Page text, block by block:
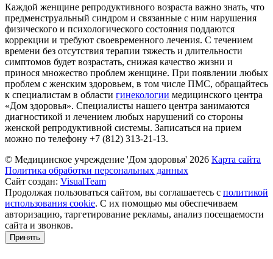
Каждой женщине репродуктивного возраста важно знать, что
предменструальный синдром и связанные с ним нарушения
физического и психологического состояния поддаются
коррекции и требуют своевременного лечения. С течением
времени без отсутствия терапии тяжесть и длительности
симптомов будет возрастать, снижая качество жизни и
принося множество проблем женщине. При появлении любых
проблем с женским здоровьем, в том числе ПМС, обращайтесь
к специалистам в области гинекологии медицинского центра
«Дом здоровья». Специалисты нашего центра занимаются
диагностикой и лечением любых нарушений со стороны
женской репродуктивной системы. Записаться на прием
можно по телефону +7 (812) 313-21-13.
© Медицинское учреждение 'Дом здоровья' 2026 Карта сайта
Политика обработки персональных данных
Сайт создан: VisualTeam
Продолжая пользоваться сайтом, вы соглашаетесь с политикой
использования cookie. С их помощью мы обеспечиваем
авторизацию, таргетирование рекламы, анализ посещаемости
сайта и звонков.
Принять